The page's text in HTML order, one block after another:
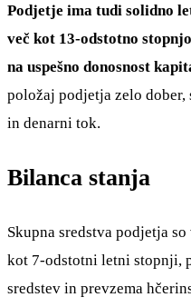
Podjetje ima tudi solidno
več kot 13-odstotno
na uspešno donosnost
položaj podjetja zelo dober,
in denarni tok.
Bilanca stanja
Skupna sredstva podjetja
kot 7-odstotni letni stopnji,
sredstev in prevzema